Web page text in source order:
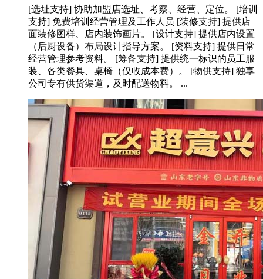
[选址支持] 协助加盟店选址、考察、经营、定位。 [培训
支持] 免费培训经营管理及工作人员 [装修支持] 提供店
面装修图样、店内装饰画片。 [设计支持] 提供店内设置
（后厨设备）布局设计指导方案。 [资料支持] 提供日常
经营管理参考资料。 [筹备支持] 提供统一标识的员工服
装、各类餐具、桌椅（仅收成本费）。 [物供支持] 独享
公司专有供货渠道，及时配送物料。 ...